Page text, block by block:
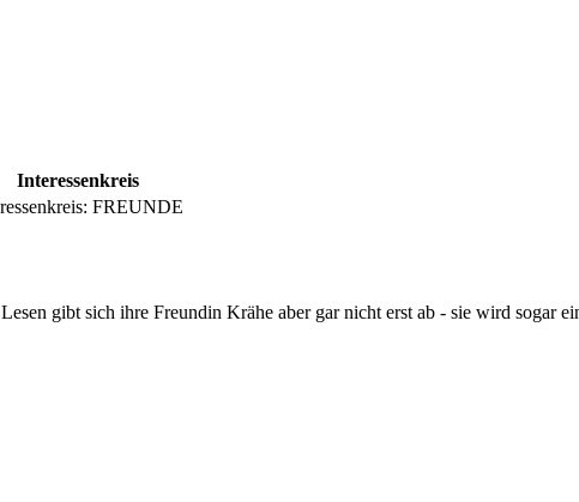
Interessenkreis
FREUNDE
gibt sich ihre Freundin Krähe aber gar nicht erst ab - sie wird sogar